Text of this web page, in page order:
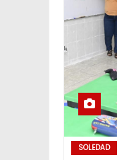
SOLEDAD